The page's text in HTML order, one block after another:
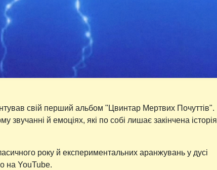
свій перший альбом "Цвинтар Мертвих Почуттів".
звучанні й емоціях, які по собі лишає закінчена історія
року й експериментальних аранжувань у дусі
на YouTube.